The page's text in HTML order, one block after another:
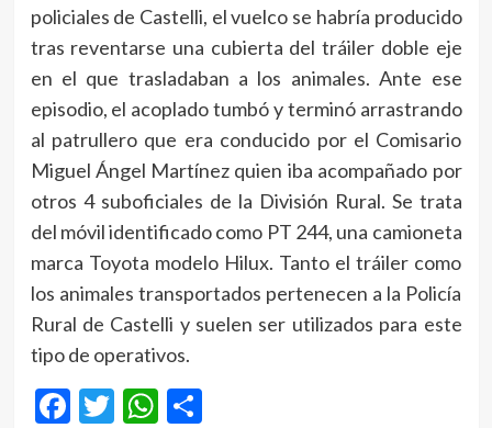
policiales de Castelli, el vuelco se habría producido
tras reventarse una cubierta del tráiler doble eje
en el que trasladaban a los animales. Ante ese
episodio, el acoplado tumbó y terminó arrastrando
al patrullero que era conducido por el Comisario
Miguel Ángel Martínez quien iba acompañado por
otros 4 suboficiales de la División Rural. Se trata
del móvil identificado como PT 244, una camioneta
marca Toyota modelo Hilux. Tanto el tráiler como
los animales transportados pertenecen a la Policía
Rural de Castelli y suelen ser utilizados para este
tipo de operativos.
Facebook
Twitter
WhatsApp
Compartir